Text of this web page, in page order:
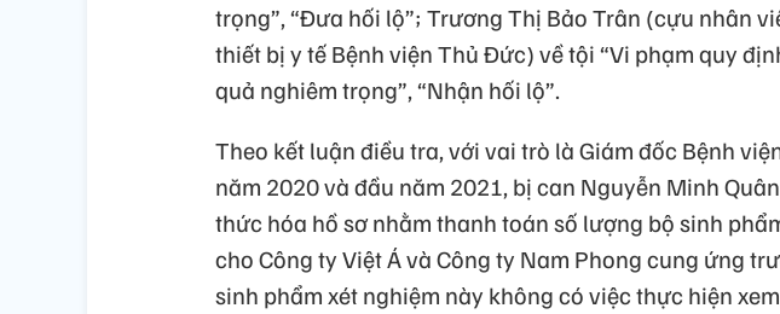
trọng”, “Đưa hối lộ”; Trương Thị Bảo Trân (cựu nhân
thiết bị y tế Bệnh viện Thủ Đức) về tội “Vi phạm quy
quả nghiêm trọng”, “Nhận hối lộ”.
Theo kết luận điều tra, với vai trò là Giám đốc Bệnh
năm 2020 và đầu năm 2021, bị can Nguyễn Minh
thức hóa hồ sơ nhằm thanh toán số lượng bộ sinh
cho Công ty Việt Á và Công ty Nam Phong cung ứng
sinh phẩm xét nghiệm này không có việc thực hiện